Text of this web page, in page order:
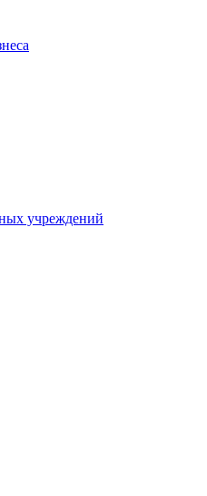
учреждений